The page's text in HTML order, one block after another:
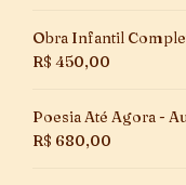
Obra Infantil
R$ 450,00
Poesia Até Agora -
R$ 680,00